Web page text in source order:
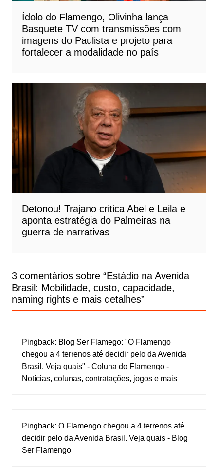
Ídolo do Flamengo, Olivinha lança
Basquete TV com transmissões com
imagens do Paulista e projeto para
fortalecer a modalidade no país
Detonou! Trajano critica Abel e Leila e
aponta estratégia do Palmeiras na
guerra de narrativas
3 comentários sobre “Estádio na Avenida
Brasil: Mobilidade, custo, capacidade,
naming rights e mais detalhes”
Pingback: Blog Ser Flamego: "O Flamengo
chegou a 4 terrenos até decidir pelo da Avenida
Brasil. Veja quais" - Coluna do Flamengo -
Notícias, colunas, contratações, jogos e mais
Pingback: O Flamengo chegou a 4 terrenos até
decidir pelo da Avenida Brasil. Veja quais - Blog
Ser Flamengo